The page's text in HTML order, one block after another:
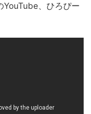
YouTube、ひろぴー